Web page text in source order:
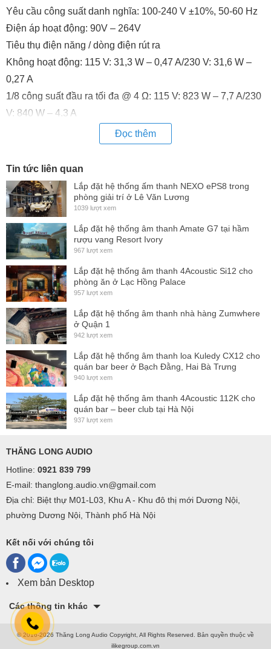
Yêu cầu công suất danh nghĩa: 100-240 V ±10%, 50-60 Hz
Điện áp hoạt động: 90V – 264V
Tiêu thụ điện năng / dòng điện rút ra
Không hoạt động: 115 V: 31,3 W – 0,47 A/230 V: 31,6 W –
0,27 A
1/8 công suất đầu ra tối đa @ 4 Ω: 115 V: 823 W – 7,7 A/230
V: 840 W – 4,3 A
Phạm vi nhiệt độ hoạt động: 0° – 45° C – 32° – 113° F
Không hoạt động: 115 V: 115 V: 107 BTU/h/230 V: 108
BTU/h
1/8 công suất đầu ra tối đa @ 4 Ω: 115 V: 760 BTU/h/230 V:
818 BTU/h
Đọc thêm
Tin tức liên quan
Lắp đặt hệ thống ấm thanh NEXO ePS8 trong
phòng giải trí ở Lê Văn Lương
1039 lượt xem
Lắp đặt hệ thống âm thanh Amate G7 tại hầm
rượu vang Resort Ivory
967 lượt xem
Lắp đặt hệ thống âm thanh 4Acoustic Si12 cho
phòng ăn ở Lạc Hồng Palace
957 lượt xem
Lắp đặt hệ thống âm thanh nhà hàng Zumwhere
ở Quận 1
942 lượt xem
Lắp đặt hệ thống âm thanh loa Kuledy CX12 cho
quán bar beer ở Bạch Đằng, Hai Bà Trưng
940 lượt xem
Lắp đặt hệ thống âm thanh 4Acoustic 112K cho
quán bar – beer club tại Hà Nội
937 lượt xem
THĂNG LONG AUDIO
Hotline: 0921 839 799
E-mail: thanglong.audio.vn@gmail.com
Địa chỉ: Biệt thự M01-L03, Khu A - Khu đô thị mới Dương Nội,
phường Dương Nội, Thành phố Hà Nội
Kết nối với chúng tôi
Xem bản Desktop
Các thông tin khác
© 2016-2026 Thăng Long Audio Copyright, All Rights Reserved. Bản quyền thuộc về
ilikegroup.com.vn